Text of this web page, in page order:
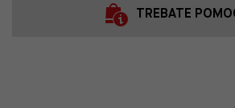
TREBATE